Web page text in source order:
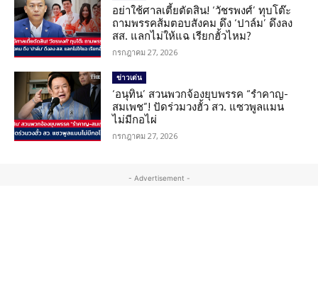
อย่าใช้ศาลเตี้ยตัดสิน! ‘วัชรพงศ์’ ทุบโต๊ะ
ถามพรรคส้มตอบสังคม ดึง ‘ปาล์ม’ ดึงลง
สส. แลกไม่ให้แฉ เรียกฮั้วไหม?
กรกฎาคม 27, 2026
ข่าวเด่น
‘อนุทิน’ สวนพวกจ้องยุบพรรค “รำคาญ-
สมเพช”! ปัดร่วมวงฮั้ว สว. แซวพูลแมน
ไม่มีกอไผ่
กรกฎาคม 27, 2026
- Advertisement -